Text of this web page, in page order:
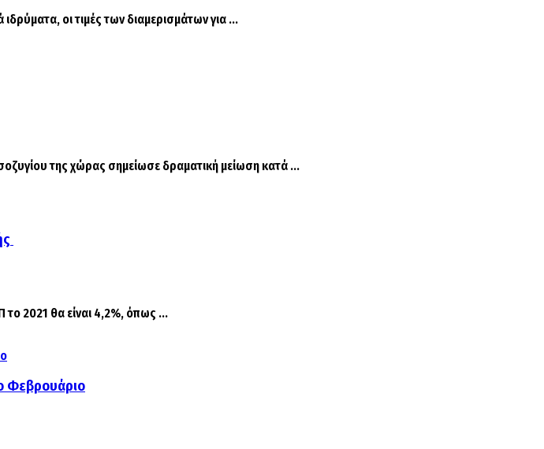
οι τιμές των διαμερισμάτων για ...
της χώρας σημείωσε δραματική μείωση κατά ...
2021 θα είναι 4,2%, όπως ...
Φεβρουάριο